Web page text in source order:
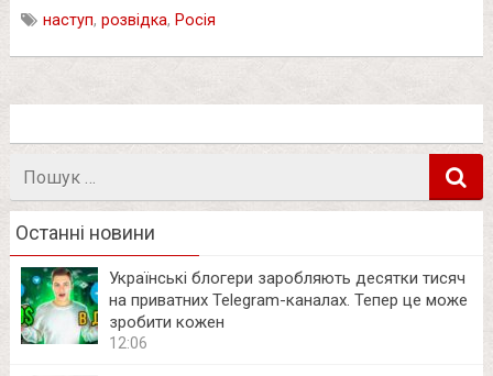
наступ, розвідка, Росія
Останні новини
Українські блогери заробляють десятки тисяч
на приватних Telegram-каналах. Тепер це може
зробити кожен
12:06